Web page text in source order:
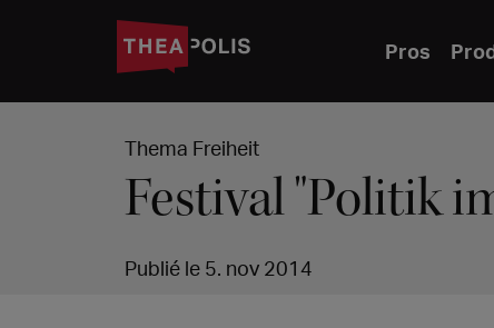
Pros
Thema Freiheit
Festival "Politik
Publié le 5. nov 2014